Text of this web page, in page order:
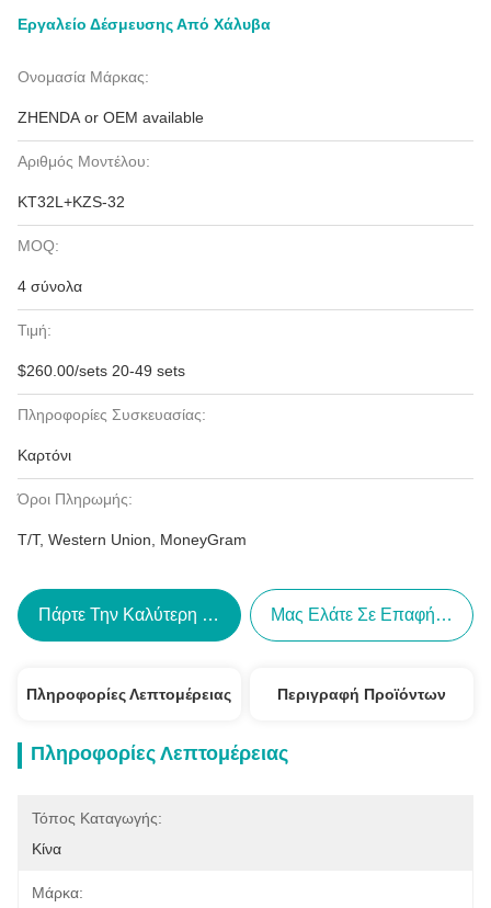
Εργαλείο Δέσμευσης Από Χάλυβα
Ονομασία Μάρκας:
ZHENDA or OEM available
Αριθμός Μοντέλου:
KT32L+KZS-32
MOQ:
4 σύνολα
Τιμή:
$260.00/sets 20-49 sets
Πληροφορίες Συσκευασίας:
Καρτόνι
Όροι Πληρωμής:
T/T, Western Union, MoneyGram
Πάρτε Την Καλύτερη Τιμή Μας Ελάτε Σε Επαφή Με
Πληροφορίες Λεπτομέρειας Περιγραφή Προϊόντων
Πληροφορίες Λεπτομέρειας
Τόπος Καταγωγής:
Κίνα
Μάρκα: